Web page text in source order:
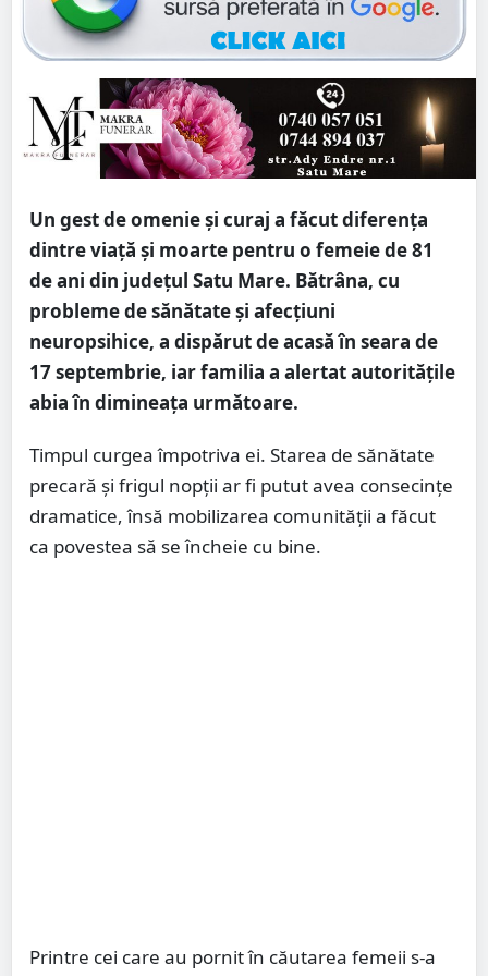
Un gest de omenie și curaj a făcut diferența
dintre viață și moarte pentru o femeie de 81
de ani din județul Satu Mare. Bătrâna, cu
probleme de sănătate și afecțiuni
neuropsihice, a dispărut de acasă în seara de
17 septembrie, iar familia a alertat autoritățile
abia în dimineața următoare.
Timpul curgea împotriva ei. Starea de sănătate
precară și frigul nopții ar fi putut avea consecințe
dramatice, însă mobilizarea comunității a făcut
ca povestea să se încheie cu bine.
Printre cei care au pornit în căutarea femeii s-a